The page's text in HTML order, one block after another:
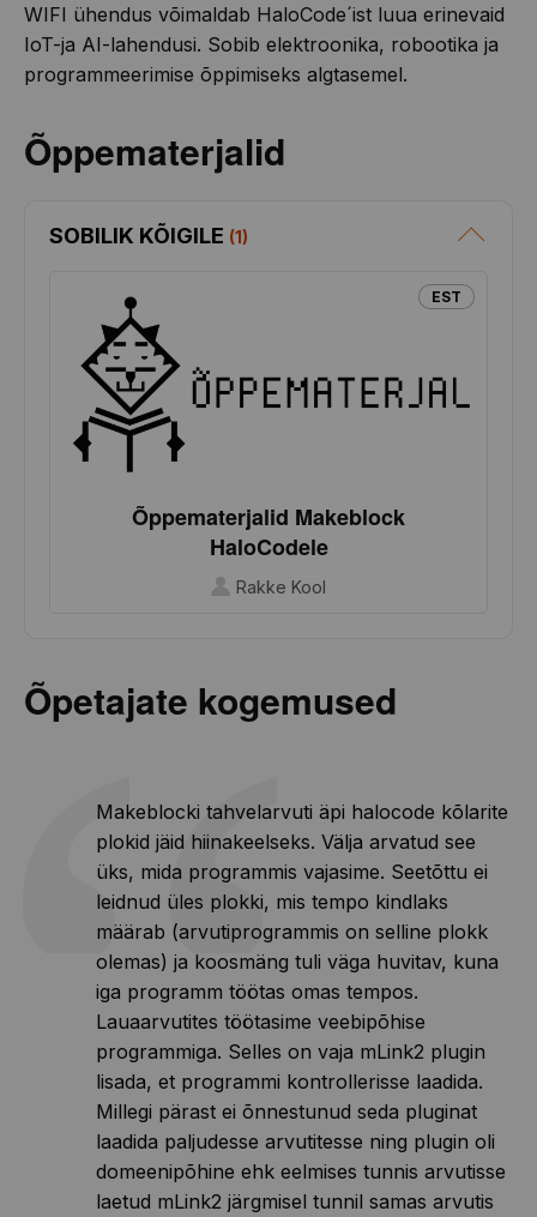
WIFI ühendus võimaldab HaloCode´ist luua erinevaid
IoT-ja AI-lahendusi. Sobib elektroonika, robootika ja
programmeerimise õppimiseks algtasemel.
Õppematerjalid
SOBILIK KÕIGILE (1)
EST
Õppematerjalid Makeblock
HaloCodele
Rakke Kool
Õpetajate kogemused
Makeblocki tahvelarvuti äpi halocode kõlarite
plokid jäid hiinakeelseks. Välja arvatud see
üks, mida programmis vajasime. Seetõttu ei
leidnud üles plokki, mis tempo kindlaks
määrab (arvutiprogrammis on selline plokk
olemas) ja koosmäng tuli väga huvitav, kuna
iga programm töötas omas tempos.
Lauaarvutites töötasime veebipõhise
programmiga. Selles on vaja mLink2 plugin
lisada, et programmi kontrollerisse laadida.
Millegi pärast ei õnnestunud seda pluginat
laadida paljudesse arvutitesse ning plugin oli
domeenipõhine ehk eelmises tunnis arvutisse
laetud mLink2 järgmisel tunnil samas arvutis